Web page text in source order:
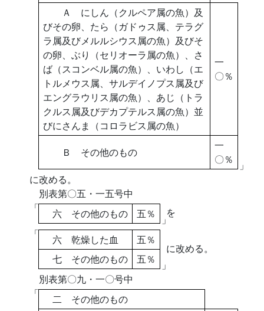
Ａ にしん（クルペア属の魚）及
びその卵、たら（ガドゥス属、テラグ
ラ属及びメルルシウス属の魚）及びそ
の卵、ぶり（セリオーラ属の魚）、さ
ば（スコンベル属の魚）、いわし（エ
トルメウス属、サルデイノプス属及び
エングラウリス属の魚）、あじ（トラ
クルス属及びデカプテルス属の魚）並
びにさんま（コロラビス属の魚）
一
〇％
Ｂ その他のもの
一
〇％
」
に改める。
別表第〇五・一五号中
「
六 その他のもの 五％ 」
を
「
六 乾燥した血
五％
七 その他のもの
五％ 」
に改める。
別表第〇九・一〇号中
「
二 その他のもの